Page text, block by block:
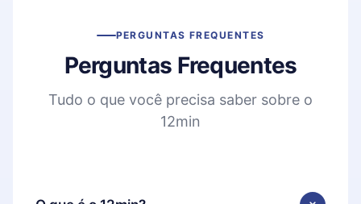
PERGUNTAS FREQUENTES
Perguntas Frequentes
Tudo o que você precisa saber sobre o
12min